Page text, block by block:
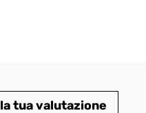
tua valutazione